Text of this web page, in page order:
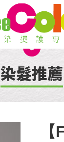
染髮推薦